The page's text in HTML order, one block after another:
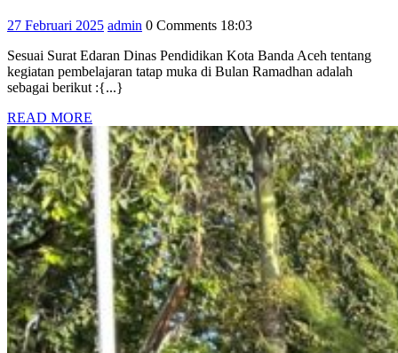
DI
BULAN
RAMADHAN
27 Februari 202527
2025
admin admin
0 Comments 18:03
Sesuai Surat Edaran Dinas Pendidikan Kota Banda Aceh tentang
kegiatan pembelajaran tatap muka di Bulan Ramadhan adalah
sebagai berikut :{...}
READ MORE
MORE